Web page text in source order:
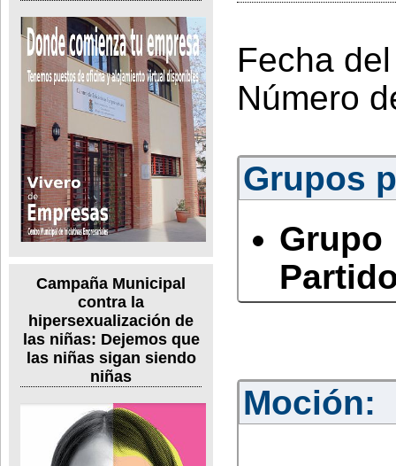
Campaña Municipal
contra la
hipersexualización de
las niñas: Dejemos que
las niñas sigan siendo
niñas
Fecha
Número
Grupos
Moción: